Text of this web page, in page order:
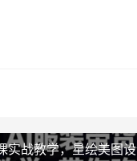
实战教学，星绘美图